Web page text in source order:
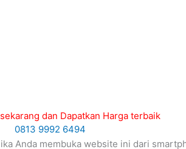
dan Dapatkan Harga terbaik
0813 9992 6494
Anda membuka website ini dari